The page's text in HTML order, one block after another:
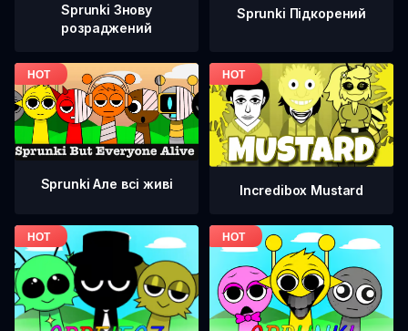
Sprunki Знову
розраджений
Sprunki Підкорений
Sprunki Але всі живі Incredibox Mustard